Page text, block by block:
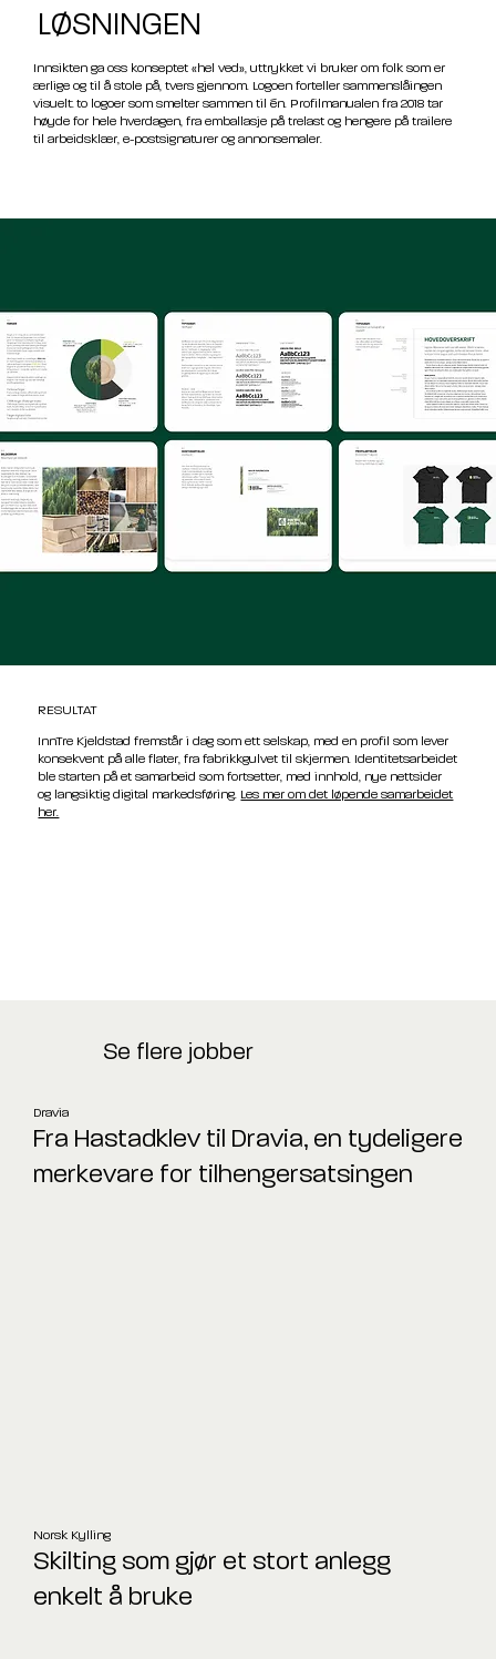
LØSNINGEN
Innsikten ga oss konseptet «hel ved», uttrykket vi bruker om folk som er
ærlige og til å stole på, tvers gjennom. Logoen forteller sammenslåingen
visuelt: to logoer som smelter sammen til én. Profilmanualen fra 2018 tar
høyde for hele hverdagen, fra emballasje på trelast og hengere på trailere
til arbeidsklær, e-postsignaturer og annonsemaler.
RESULTAT
InnTre Kjeldstad fremstår i dag som ett selskap, med en profil som lever
konsekvent på alle flater, fra fabrikkgulvet til skjermen. Identitetsarbeidet
ble starten på et samarbeid som fortsetter, med innhold, nye nettsider
og langsiktig digital markedsføring. Les mer om det løpende samarbeidet
her.
Se flere jobber
Dravia
Fra Hastadklev til Dravia, en tydeligere
merkevare for tilhengersatsingen
Norsk Kylling
Skilting som gjør et stort anlegg
enkelt å bruke